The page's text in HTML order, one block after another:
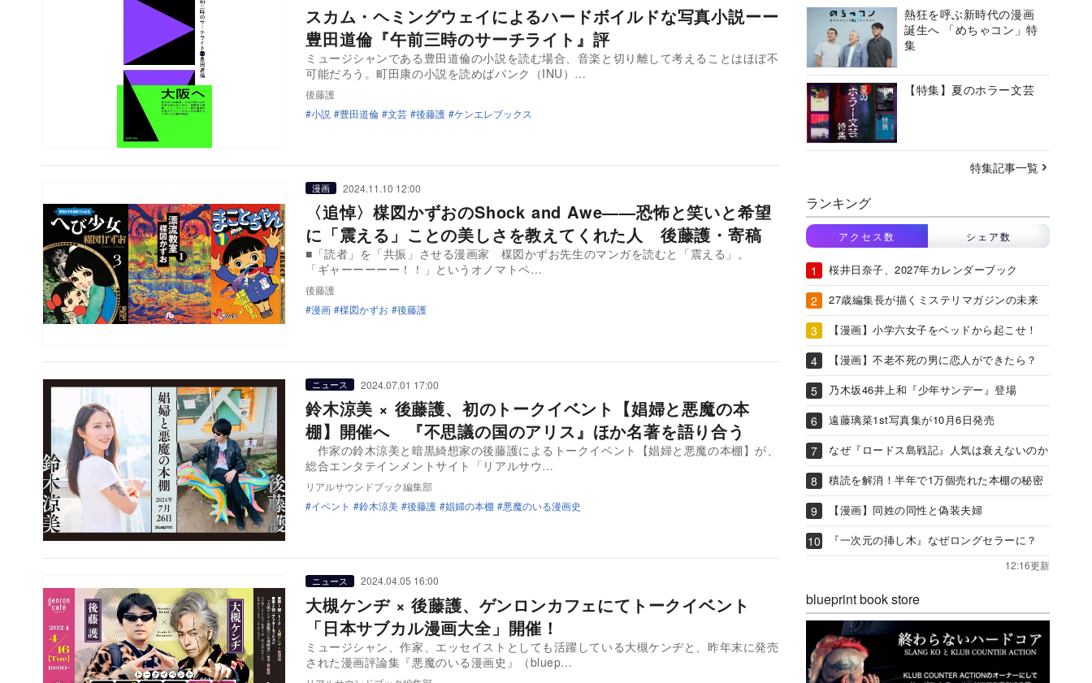
スカム・ヘミングウェイによるハードボイルドな写真小説ーー
豊田道倫『午前三時のサーチライト』評
ミュージシャンである豊田道倫の小説を読む場合、音楽と切り離して考えることはほぼ不
可能だろう。町田康の小説を読めばパンク（INU）…
後藤護
小説
豊田道倫 文芸 後藤護 ケンエレブックス
漫画 2024.11.10 12:00
〈追悼〉楳図かずおのShock and Awe——恐怖と笑いと希望
に「震える」ことの美しさを教えてくれた人 後藤護・寄稿
■「読者」を「共振」させる漫画家 楳図かずお先生のマンガを読むと「震える」。
「ギャーーーーー！！」というオノマトペ…
後藤護
漫画
楳図かずお 後藤護
ニュース 2024.07.01 17:00
鈴木涼美 × 後藤護、初のトークイベント【娼婦と悪魔の本
棚】開催へ 『不思議の国のアリス』ほか名著を語り合う
作家の鈴木涼美と暗黒綺想家の後藤護によるトークイベント【娼婦と悪魔の本棚】が、
総合エンタテインメントサイト「リアルサウ…
リアルサウンドブック編集部
イベント
鈴木涼美 後藤護 娼婦の本棚 悪魔のいる漫画史
ニュース 2024.04.05 16:00
大槻ケンヂ × 後藤護、ゲンロンカフェにてトークイベント
「日本サブカル漫画大全」開催！
ミュージシャン、作家、エッセイストとしても活躍している大槻ケンヂと、昨年末に発売
された漫画評論集『悪魔のいる漫画史』（bluep…
熱狂を呼ぶ新時代の漫画
誕生へ 「めちゃコン」特
集
【特集】夏のホラー文芸
特集記事一覧
ランキング
アクセス数 シェア数
桜井日奈子、2027年カレンダーブック
27歳編集長が描くミステリマガジンの未来
【漫画】小学六女子をベッドから起こせ！
【漫画】不老不死の男に恋人ができたら？
乃木坂46井上和『少年サンデー』登場
遠藤璃菜1st写真集が10月6日発売
なぜ『ロードス島戦記』人気は衰えないのか
積読を解消！半年で1万個売れた本棚の秘密
【漫画】同姓の同性と偽装夫婦
『一次元の挿し木』なぜロングセラーに？
12:16更新
blueprint book store